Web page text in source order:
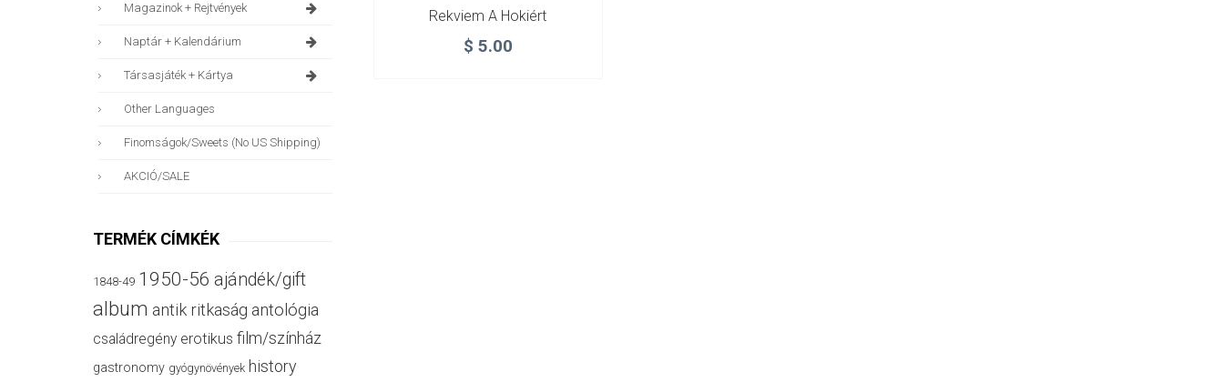
Rekviem A Hokiért
$ 5.00
Magazinok + Rejtvények
Naptár + Kalendárium
Társasjáték + Kártya
Other Languages
Finomságok/sweets (no US Shipping)
AKCIÓ/SALE
TERMÉK CÍMKÉK
1848-49 1950-56 ajándék/gift
album antik ritkaság antológia
családregény erotikus film/színház
gastronomy gyógynövények history